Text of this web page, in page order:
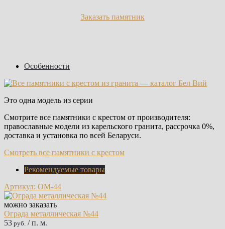
Заказать памятник
Особенности
Это одна модель из серии
Смотрите все памятники с крестом от производителя:
православные модели из карельского гранита, рассрочка 0%,
доставка и установка по всей Беларуси.
Смотреть все памятники с крестом
Рекомендуемые товары
Артикул: ОМ-44
можно заказать
Ограда металлическая №44
53 руб. / п. м.